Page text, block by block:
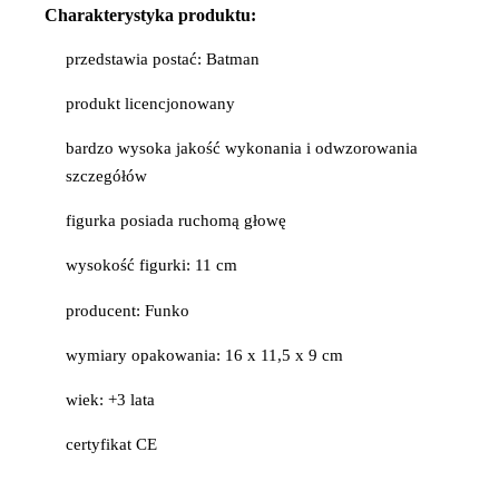
Charakterystyka produktu:
przedstawia postać: Batman
produkt licencjonowany
bardzo wysoka jakość wykonania i odwzorowania
szczegółów
figurka posiada ruchomą głowę
wysokość figurki: 11 cm
producent: Funko
wymiary opakowania: 16 x 11,5 x 9 cm
wiek: +3 lata
certyfikat CE